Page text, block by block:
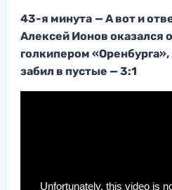
43-я минута — А вот и
Алексей Ионов оказался
голкипером «Оренбурга»,
забил в пустые — 3:1